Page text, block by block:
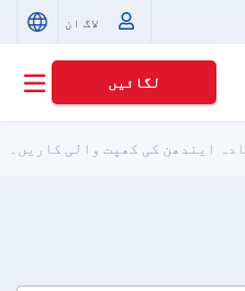
لاگ ان
لگائیں
ایندھن کی کھپت والی کاریں۔